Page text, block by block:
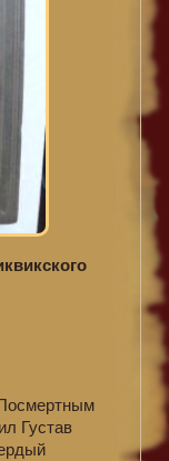
Густав